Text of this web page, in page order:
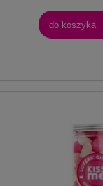
do koszyka
do koszyka